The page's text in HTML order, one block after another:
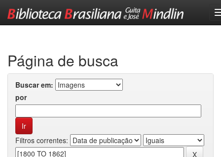
Página de busca
Buscar em:
por
Filtros correntes: